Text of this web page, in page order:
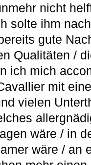
nicht
solte ihm
gute
Qualitäten /
ich mich
mit
vielen
wäre / in
wäre / an